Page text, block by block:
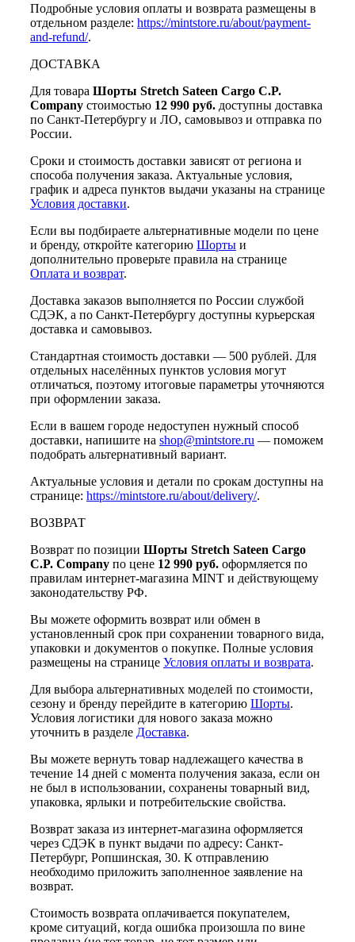
Подробные условия оплаты и возврата размещены в
отдельном разделе: https://mintstore.ru/about/payment-
and-refund/.
ДОСТАВКА
Для товара Шорты Stretch Sateen Cargo C.P.
Company стоимостью 12 990 руб. доступны доставка
по Санкт-Петербургу и ЛО, самовывоз и отправка по
России.
Сроки и стоимость доставки зависят от региона и
способа получения заказа. Актуальные условия,
график и адреса пунктов выдачи указаны на странице
Условия доставки.
Если вы подбираете альтернативные модели по цене
и бренду, откройте категорию Шорты и
дополнительно проверьте правила на странице
Оплата и возврат.
Доставка заказов выполняется по России службой
СДЭК, а по Санкт-Петербургу доступны курьерская
доставка и самовывоз.
Стандартная стоимость доставки — 500 рублей. Для
отдельных населённых пунктов условия могут
отличаться, поэтому итоговые параметры уточняются
при оформлении заказа.
Если в вашем городе недоступен нужный способ
доставки, напишите на shop@mintstore.ru — поможем
подобрать альтернативный вариант.
Актуальные условия и детали по срокам доступны на
странице: https://mintstore.ru/about/delivery/.
ВОЗВРАТ
Возврат по позиции Шорты Stretch Sateen Cargo
C.P. Company по цене 12 990 руб. оформляется по
правилам интернет-магазина MINT и действующему
законодательству РФ.
Вы можете оформить возврат или обмен в
установленный срок при сохранении товарного вида,
упаковки и документов о покупке. Полные условия
размещены на странице Условия оплаты и возврата.
Для выбора альтернативных моделей по стоимости,
сезону и бренду перейдите в категорию Шорты.
Условия логистики для нового заказа можно
уточнить в разделе Доставка.
Вы можете вернуть товар надлежащего качества в
течение 14 дней с момента получения заказа, если он
не был в использовании, сохранены товарный вид,
упаковка, ярлыки и потребительские свойства.
Возврат заказа из интернет-магазина оформляется
через СДЭК в пункт выдачи по адресу: Санкт-
Петербург, Ропшинская, 30. К отправлению
необходимо приложить заполненное заявление на
возврат.
Стоимость возврата оплачивается покупателем,
кроме ситуаций, когда ошибка произошла по вине